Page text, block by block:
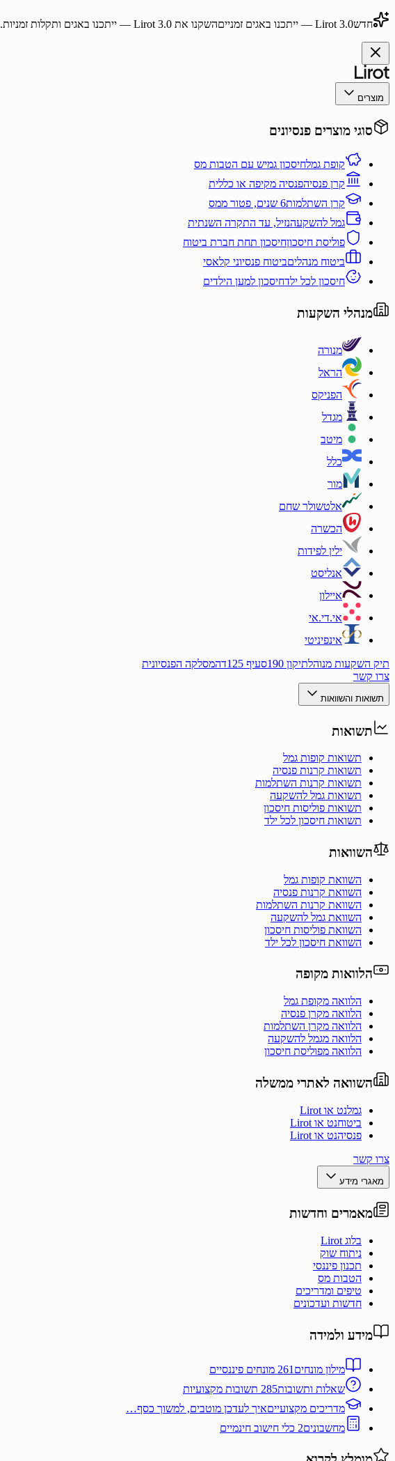
חדשLirot 3.0 — ייתכנו באגים זמנייםהשקנו את Lirot 3.0 — ייתכנו באגים ותקלות זמניות.
מוצרים
סוגי מוצרים פנסיונים
קופת גמלחיסכון גמיש עם הטבות מס
קרן פנסיהפנסיה מקיפה או כללית
קרן השתלמות6 שנים, פטור ממס
גמל להשקעהנזיל, עד התקרה השנתית
פוליסת חיסכוןחיסכון תחת חברת ביטוח
ביטוח מנהליםביטוח פנסיוני קלאסי
חיסכון לכל ילדחיסכון למען הילדים
מנהלי השקעות
מנורה
הראל
הפניקס
מגדל
מיטב
כלל
מור
אלטשולר שחם
הכשרה
ילין לפידות
אנליסט
איילון
אי.די.אי
אינפיניטי
תיק השקעות מנוהלתיקון 190 סעיף 125ד
המסלקה הפנסיונית
צרו קשר
תשואות והשוואות
תשואות
תשואות קופות גמל
תשואות קרנות פנסיה
תשואות קרנות השתלמות
תשואות גמל להשקעה
תשואות פוליסות חיסכון
תשואות חיסכון לכל ילד
השוואות
השוואת קופות גמל
השוואת קרנות פנסיה
השוואת קרנות השתלמות
השוואת גמל להשקעה
השוואת פוליסות חיסכון
השוואת חיסכון לכל ילד
הלוואות מקופה
הלוואה מקופת גמל
הלוואה מקרן פנסיה
הלוואה מקרן השתלמות
הלוואה מגמל להשקעה
הלוואה מפוליסת חיסכון
השוואה לאתרי ממשלה
גמלנט או Lirot
ביטוחנט או Lirot
פנסיהנט או Lirot
צרו קשר
מאגרי מידע
מאמרים וחדשות
בלוג Lirot
ניתוח שוק
תכנון פיננסי
הטבות מס
טיפים ומדריכים
חדשות ועדכונים
מידע ולמידה
מילון מונחים 261 מונחים פיננסיים
שאלות ותשובות285 תשובות מקצועיות
מדריכים מקצועייםאיך לעדכן מוטבים, למשוך כסף…
מחשבונים2 כלי חישוב חינמיים